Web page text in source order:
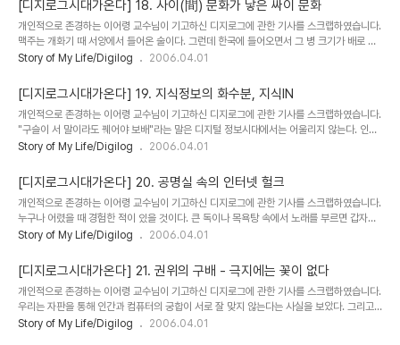
얼 커뮤니티가 구버전이라면 6차 분할의 원리(6 degrees of separation)의 개념으로
만든 그것은 신버전이라고 할 수 있다. 그런데 '6차 분할'의 이론이라고 하면 남의 동네 이야
기라고 미리 낯부터 가리겠지만 사실은 한국인에게 더 가까운 개념이다...
[디지로그시대가온다] 18. 사이(間) 문화가 낳은 싸이 문화
개인적으로 존경하는 이어령 교수님이 기고하신 디지로그에 관한 기사를 스크랩하였습니다.
맥주는 개화기 때 서양에서 들어온 술이다. 그런데 한국에 들어오면서 그 병 크기가 배로 커
졌다. 혼자서 자작을 하는 서양 사람과 반드시 서로 술을 따라주며 대작하는 한국인의 술 문
앞에 놓여 있다. 하지만 한국인의 술잔은 너와 나 사이에 있다. 영어로 흥을 인터레스트라고
하는데 그것 역시 사이(inter)에 존재한다(est)는 뜻이니 잔은 사이에 있어야 신명이 난다.
술뿐이겠는가. 아버지와 아들 사이, 남편과 아내 사이, 그리고 친구 사이, 연인 사이 한국인은
'사이'에서 존재하다 '사이'에서 죽는다. 그래서 생존의 삼대 축인 인간(..
Story of My Life/Digilog 2006.04.01
[디지로그시대가온다] 19. 지식정보의 화수분, 지식IN
개인적으로 존경하는 이어령 교수님이 기고하신 디지로그에 관한 기사를 스크랩하였습니다.
"구슬이 서 말이라도 꿰어야 보배"라는 말은 디지털 정보시대에서는 어울리지 않는다. 인터
넷 정보의 바다에선 구슬(DB)은 '꿰는 것'이 아니라 '찾는 것'이기 때문이다. 창해일속(滄海
유명한 '구글'이다. 그런데 이상하게도 그 구글이 한국에 오면 골리앗과 다윗의 싸움처럼 되
고 만다. 미국에서는 인터넷 사용자의 39.8%를 차지하고 있다는데 한국에서의 검색시장
점유율은 겨우 1.6%다. 한국 토종 1위 네이버의 68.72%에 비하면 턱도 없는 숫자다(코리
안 클릭 조사 2005년 12월 기준). 물론 숫자만 가지고 단순 비교한다는 것은 ..
Story of My Life/Digilog 2006.04.01
[디지로그시대가온다] 20. 공명실 속의 인터넷 헐크
개인적으로 존경하는 이어령 교수님이 기고하신 디지로그에 관한 기사를 스크랩하였습니다.
누구나 어렸을 때 경험한 적이 있을 것이다. 큰 독이나 목욕탕 속에서 노래를 부르면 갑자기
자기 목소리가 크게 울리면서 도밍고나 파바로티 같은 성악가가 된 느낌을 받는다. 인터넷
색에서 와일드카드로 '*사모'라고 치면 34만8000개의 검색 결과가 뜬다. 물론 중복된 항
목과 한자말의 사모(思慕)까지 합쳐진 숫자를 감안한다 해도 코드 맞는 사람들끼리의 인터
넷 모임이 얼마나 막강한지를 보여준다. 이제는 연설문이나 광고문에서 '강호제현!''사천만
동포'라는 그 구식 정형구가 사라진 것을 보더라도 우리는 이미 수많은 분극화(세그먼트)
사..
Story of My Life/Digilog 2006.04.01
[디지로그시대가온다] 21. 권위의 구배 - 극지에는 꽃이 없다
개인적으로 존경하는 이어령 교수님이 기고하신 디지로그에 관한 기사를 스크랩하였습니다.
우리는 자판을 통해 인간과 컴퓨터의 궁합이 서로 잘 맞지 않는다는 사실을 보았다. 그리고
'공명실 효과'로 인터넷의 사이버와 현실의 두 세계가 또한 엇박자라는 것도 엿볼 수 있었다.
Story of My Life/Digilog 2006.04.01